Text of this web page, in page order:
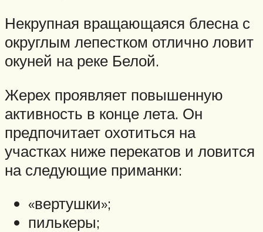
Некрупная вращающаяся блесна с
округлым лепестком отлично ловит
окуней на реке Белой.
Жерех проявляет повышенную
активность в конце лета. Он
предпочитает охотиться на
участках ниже перекатов и ловится
на следующие приманки:
«вертушки»;
пилькеры;